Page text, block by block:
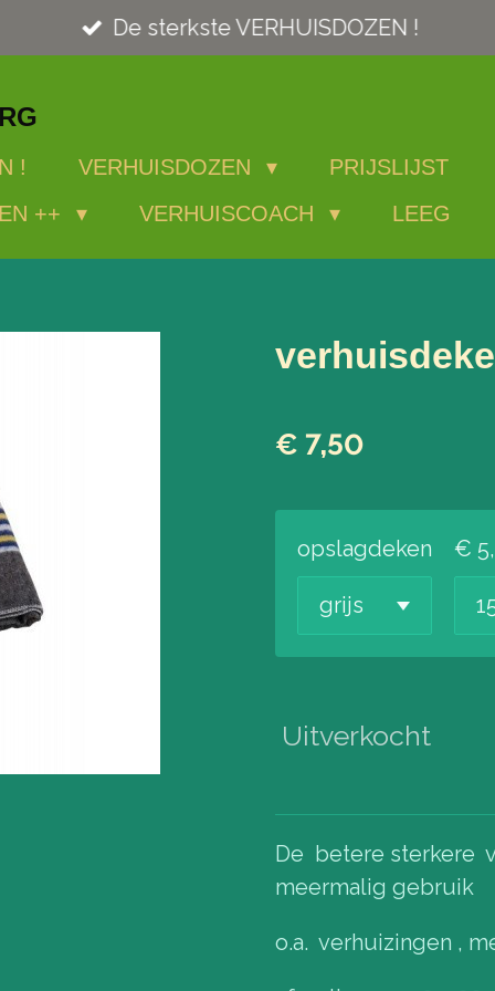
De sterkste VERHUISDOZEN !
! VERHUISDOZEN
PRIJSLIJST
++ VERHUISCOACH LEEG
€ 7,50
opslagdeken €
Uitverkocht
De betere sterkere
meermalig gebruik
o.a. verhuizingen ,